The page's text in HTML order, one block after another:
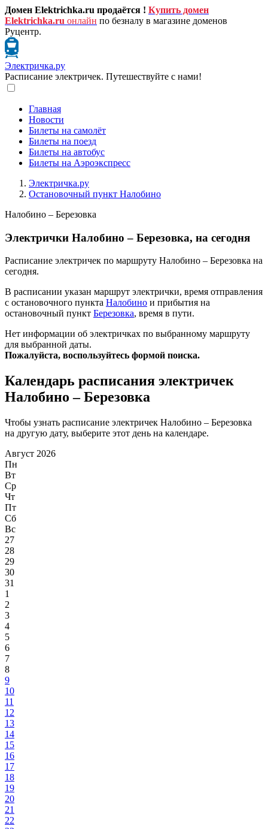
Домен Elektrichka.ru продаётся ! Купить домен
Elektrichka.ru онлайн по безналу в магазине доменов
Руцентр.
Электричка.ру
Расписание электричек. Путешествуйте с нами!
Главная
Новости
Билеты на самолёт
Билеты на поезд
Билеты на автобус
Билеты на Аэроэкспресс
Электричка.ру
Остановочный пункт Налобино
Налобино – Березовка
Электрички Налобино – Березовка, на сегодня
Расписание электричек по маршруту Налобино – Березовка на
сегодня.
В расписании указан маршрут электрички, время отправления
с остановочного пункта Налобино и прибытия на
остановочный пункт Березовка, время в пути.
Нет информации об электричках по выбранному маршруту
для выбранной даты.
Пожалуйста, воспользуйтесь формой поиска.
Календарь расписания электричек
Налобино – Березовка
Чтобы узнать расписание электричек Налобино – Березовка
на другую дату, выберите этот день на календаре.
Август 2026
Пн
Вт
Ср
Чт
Пт
Сб
Вс
27
28
29
30
31
1
2
3
4
5
6
7
8
9
10
11
12
13
14
15
16
17
18
19
20
21
22